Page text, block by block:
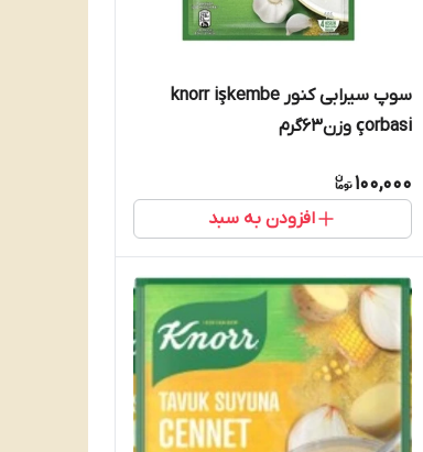
سوپ سیرابی کنور knorr işkembe
çorbasi وزن۶۳گرم
100,000
افزودن به سبد